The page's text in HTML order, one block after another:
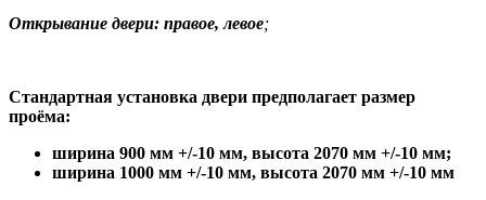
Открывание двери: правое, левое;
Стандартная установка двери предполагает размер
проёма:
ширина 900 мм +/-10 мм, высота 2070 мм +/-10 мм;
ширина 1000 мм +/-10 мм, высота 2070 мм +/-10 мм